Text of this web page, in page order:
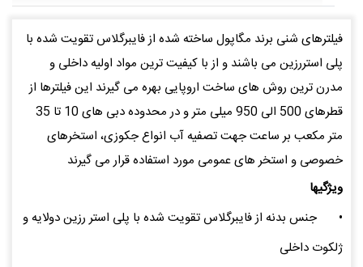
فیلترهای شنی برند مگاپول ساخته شده از فایبرگلاس تقویت شده با
پلی استررزین می باشند و از با کیفیت ترین مواد اولیه داخلی و
مدرن ترین روش های ساخت اروپایی بهره می گیرند این فیلترها از
قطرهای 500 الی 950 میلی متر و در محدوده دبی های 10 تا 35
متر مکعب بر ساعت جهت تصفیه آب انواع جکوزی، استخرهای
خصوصی و استخر های عمومی مورد استفاده قرار می گیرند
ویژگیها
•
جنس بدنه از فایبرگلاس تقویت شده با پلی استر رزین دولایه و
ژلکوت داخلی